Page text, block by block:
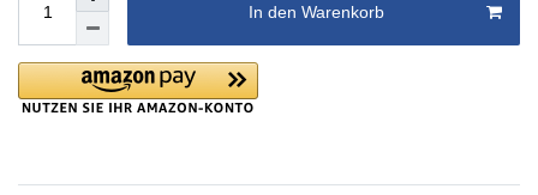
In den Warenkorb